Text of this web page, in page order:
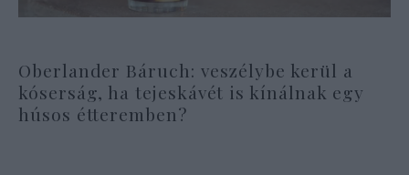
Oberlander Báruch: veszélybe kerül a
kóserság, ha tejeskávét is kínálnak egy
húsos étteremben?